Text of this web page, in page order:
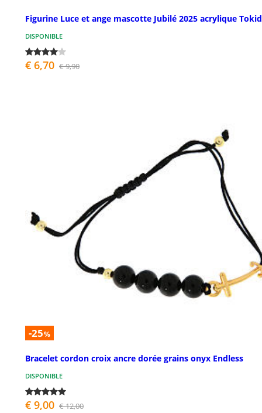
Figurine Luce et ange mascotte Jubilé 2025 acrylique
DISPONIBLE
€ 6,70 € 9,90
-25%
Bracelet cordon croix ancre dorée grains onyx Endless
DISPONIBLE
€ 9,00 € 12,00